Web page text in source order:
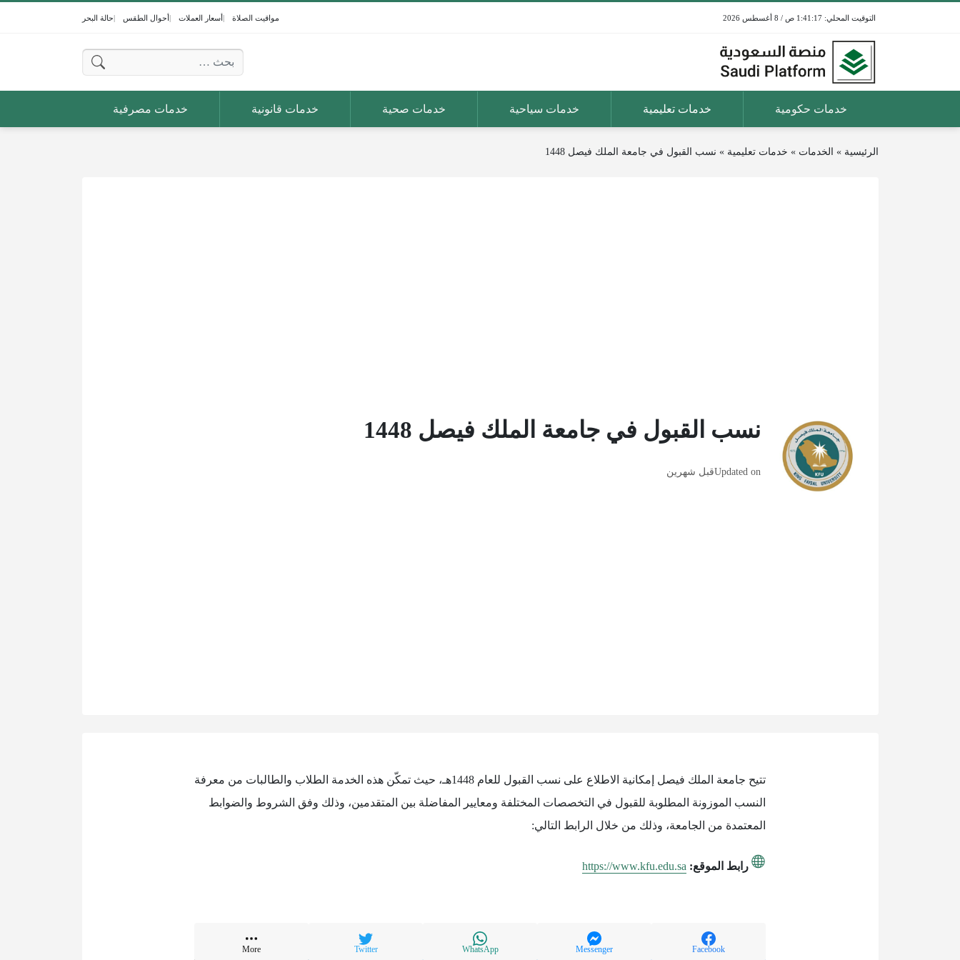
1:41:17 ص / 8 أغسطس 2026 مواقيت الصلاة أسعار العملات أحوال الطقس حالة البحر
البحث عن:
خدمات حكومية خدمات تعليمية خدمات سياحية خدمات صحية خدمات قانونية خدمات مصرفية
الرئيسية » الخدمات » خدمات تعليمية » نسب القبول في جامعة الملك فيصل 1448
نسب القبول في جامعة الملك فيصل 1448
Updated onقبل شهرين
تتيح جامعة الملك فيصل إمكانية الاطلاع على نسب القبول للعام 1448هـ، حيث تمكّن هذه الخدمة الطلاب والطالبات من معرفة
النسب الموزونة المطلوبة للقبول في التخصصات المختلفة ومعايير المفاضلة بين المتقدمين، وذلك وفق الشروط والضوابط
المعتمدة من الجامعة، وذلك من خلال الرابط التالي:
رابط الموقع: https://www.kfu.edu.sa
Facebook
Messenger
WhatsApp
Twitter
More